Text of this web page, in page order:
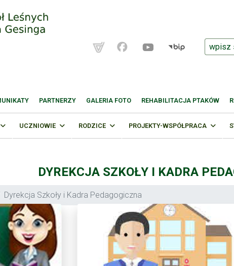
PARTNERZY GALERIA FOTO REHABILITACJA PTAKÓW
UCZNIOWIE RODZICE PROJEKTY-WSPÓŁPRACA
DYREKCJA SZKOŁY I KADRA
Dyrekcja Szkoły i Kadra Pedagogiczna